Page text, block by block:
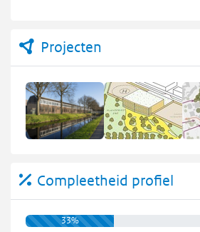
Projecten
Compleetheid profiel
33%